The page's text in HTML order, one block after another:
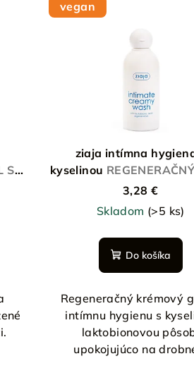
S
vegan
ziaja intímna
kyselinou
KYSELINOU3,28 €
Skladom (>5 ks)
Do košíka
Regeneračný krémový
intímnu hygienu s
laktobionovou
upokojujúco na